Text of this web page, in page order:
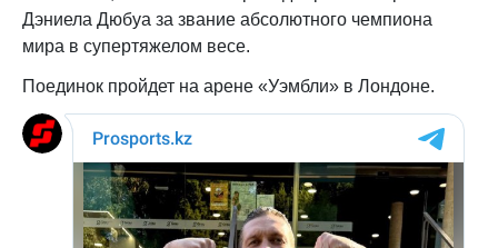
Дэниела Дюбуа за звание абсолютного чемпиона
мира в супертяжелом весе.
Поединок пройдет на арене «Уэмбли» в Лондоне.